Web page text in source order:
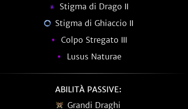
Stigma di Drago Ⅱ
Stigma di Ghiaccio Ⅱ
Colpo Stregato Ⅲ
Lusus Naturae
ABILITÀ PASSIVE:
Grandi Draghi